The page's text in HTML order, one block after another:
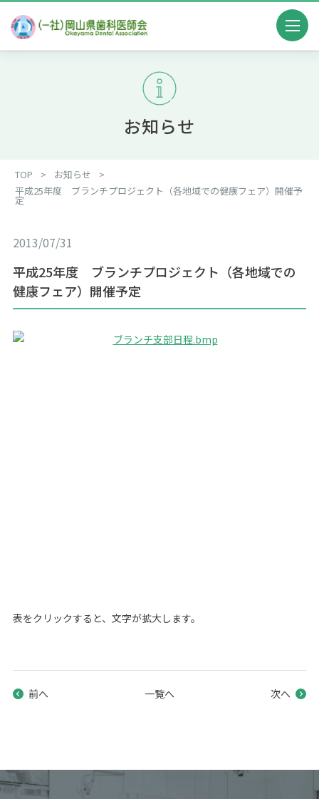
お知らせ
TOP > お知らせ
>
平成25年度 ブランチプロジェクト（各地域での健康フェア）開催予
定
2013/07/31
平成25年度 ブランチプロジェクト（各地域での
健康フェア）開催予定
表をクリックすると、文字が拡大します。
前へ 一覧へ 次へ